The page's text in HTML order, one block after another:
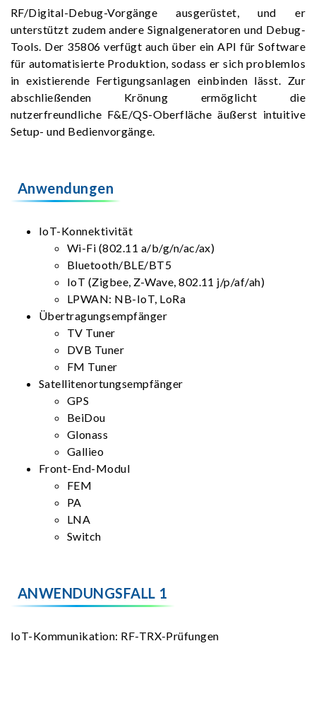
RF/Digital-Debug-Vorgänge ausgerüstet, und er
unterstützt zudem andere Signalgeneratoren und Debug-
Tools. Der 35806 verfügt auch über ein API für Software
für automatisierte Produktion, sodass er sich problemlos
in existierende Fertigungsanlagen einbinden lässt. Zur
abschließenden Krönung ermöglicht die
nutzerfreundliche F&E/QS-Oberfläche äußerst intuitive
Setup- und Bedienvorgänge.
Anwendungen
IoT-Konnektivität
Wi-Fi (802.11 a/b/g/n/ac/ax)
Bluetooth/BLE/BT5
IoT (Zigbee, Z-Wave, 802.11 j/p/af/ah)
LPWAN: NB-IoT, LoRa
Übertragungsempfänger
TV Tuner
DVB Tuner
FM Tuner
Satellitenortungsempfänger
GPS
BeiDou
Glonass
Gallieo
Front-End-Modul
FEM
PA
LNA
Switch
ANWENDUNGSFALL 1
IoT-Kommunikation: RF-TRX-Prüfungen